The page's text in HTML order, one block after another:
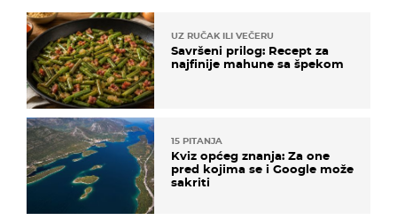
UZ RUČAK ILI VEČERU
Savršeni prilog: Recept za
najfinije mahune sa špekom
15 PITANJA
Kviz općeg znanja: Za one
pred kojima se i Google može
sakriti